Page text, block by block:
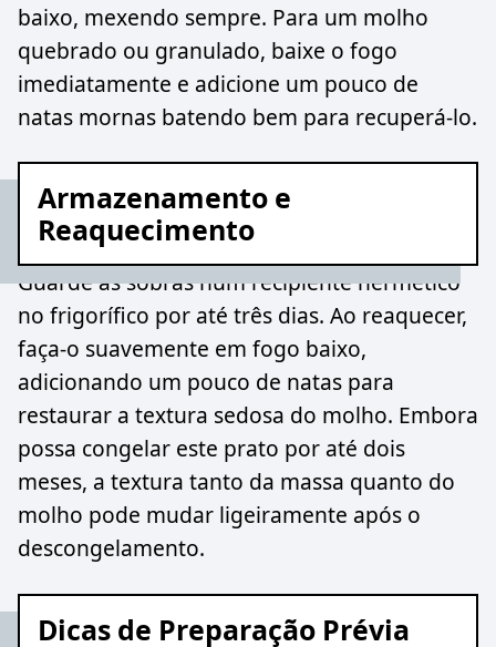
baixo, mexendo sempre. Para um molho
quebrado ou granulado, baixe o fogo
imediatamente e adicione um pouco de
natas mornas batendo bem para recuperá-lo.
Armazenamento e
Reaquecimento
Guarde as sobras num recipiente hermético
no frigorífico por até três dias. Ao reaquecer,
faça-o suavemente em fogo baixo,
adicionando um pouco de natas para
restaurar a textura sedosa do molho. Embora
possa congelar este prato por até dois
meses, a textura tanto da massa quanto do
molho pode mudar ligeiramente após o
descongelamento.
Dicas de Preparação Prévia